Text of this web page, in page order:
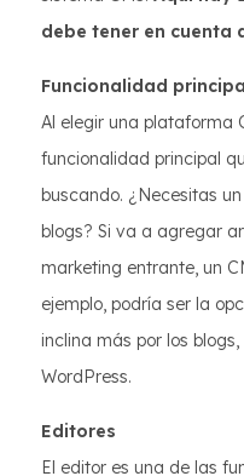
debe tener en cuenta
Funcionalidad
Al elegir una plataforma
funcionalidad principal
buscando. ¿Necesitas
blogs? Si va a agregar
marketing entrante, un
ejemplo, podría ser la
inclina más por los
WordPress.
Editores
El editor es una de las